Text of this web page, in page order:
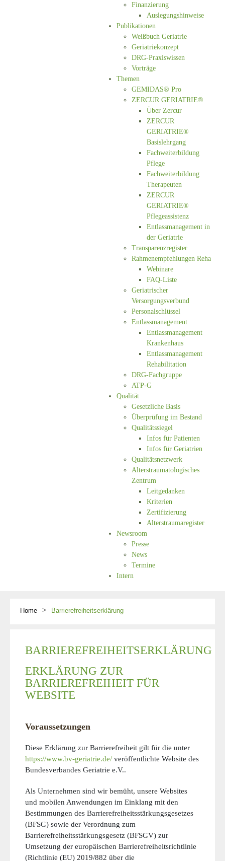
Finanzierung
Auslegungshinweise
Publikationen
Weißbuch Geriatrie
Geriatriekonzept
DRG-Praxiswissen
Vorträge
Themen
GEMIDAS® Pro
ZERCUR GERIATRIE®
Über Zercur
ZERCUR
GERIATRIE®
Basislehrgang
Fachweiterbildung
Pflege
Fachweiterbildung
Therapeuten
ZERCUR
GERIATRIE®
Pflegeassistenz
Entlassmanagement in
der Geriatrie
Transparenzregister
Rahmenempfehlungen Reha
Webinare
FAQ-Liste
Geriatrischer
Versorgungsverbund
Personalschlüssel
Entlassmanagement
Entlassmanagement
Krankenhaus
Entlassmanagement
Rehabilitation
DRG-Fachgruppe
ATP-G
Qualität
Gesetzliche Basis
Überprüfung im Bestand
Qualitätssiegel
Infos für Patienten
Infos für Geriatrien
Qualitätsnetzwerk
Alterstraumatologisches
Zentrum
Leitgedanken
Kriterien
Zertifizierung
Alterstraumaregister
Newsroom
Presse
News
Termine
Intern
Home Barrierefreiheitserklärung
BARRIEREFREIHEITSERKLÄRUNG
ERKLÄRUNG ZUR
BARRIEREFREIHEIT FÜR
WEBSITE
Voraussetzungen
Diese Erklärung zur Barrierefreiheit gilt für die unter
https://www.bv-geriatrie.de/ veröffentlichte Website des
Bundesverbandes Geriatrie e.V..
Als Unternehmen sind wir bemüht, unsere Websites
und mobilen Anwendungen im Einklang mit den
Bestimmungen des Barrierefreiheitsstärkungsgesetzes
(BFSG) sowie der Verordnung zum
Barrierefreiheitsstärkungsgesetz (BFSGV) zur
Umsetzung der europäischen Barrierefreiheitsrichtlinie
(Richtlinie (EU) 2019/882 über die